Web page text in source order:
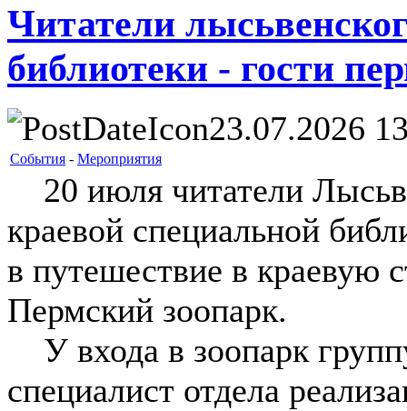
Читатели
библиотеки - гости
23.07.2026
События - Мероприятия
20 июля читатели
краевой специальной
в путешествие в краевую
Пермский зоопарк.
У входа в зоопарк
специалист отдела